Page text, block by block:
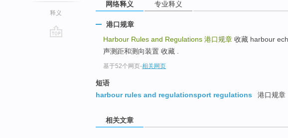
释义
网络释义 专业释义
港口规章
Harbour Rules and Regulations 港口规章 收藏 harbour
声测距和测向装置 收藏 .
基于52个网页-相关网页
短语
harbour rules and regulationsport regulations
港口规章
相关文章